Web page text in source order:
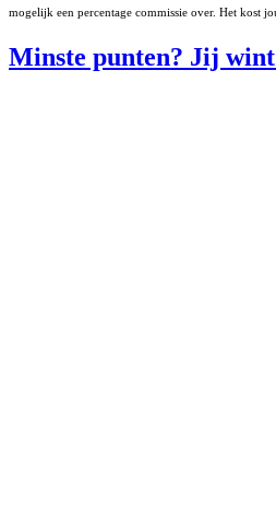
mogelijk een percentage commissie over. Het kost
Minste punten? Jij